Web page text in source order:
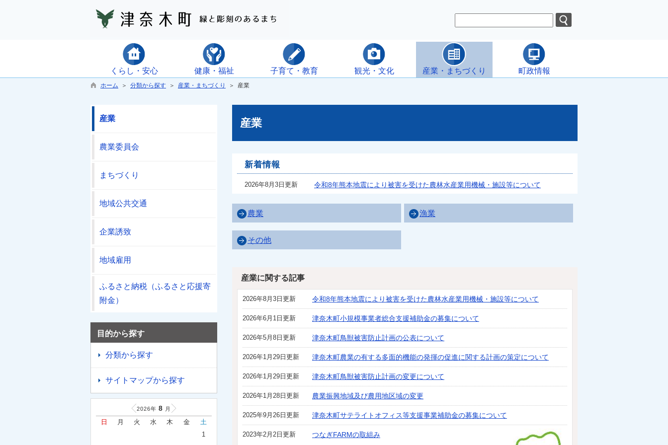
くらし・安心 健康・福祉 子育て・教育 観光・文化 産業・まちづくり 町政情報
ホーム ＞ 分類から探す ＞ 産業・まちづくり ＞ 産業
産業
新着情報
2026年8月3日更新 令和8年熊本地震により被害を受けた農林水産業用機械・施設等について
農業 漁業
その他
産業に関する記事
2026年8月3日更新 令和8年熊本地震により被害を受けた農林水産業用機械・施設等について
2026年6月1日更新 津奈木町小規模事業者総合支援補助金の募集について
2026年5月8日更新 津奈木町鳥獣被害防止計画の公表について
2026年1月29日更新 津奈木町農業の有する多面的機能の発揮の促進に関する計画の策定について
2026年1月29日更新 津奈木町鳥獣被害防止計画の変更について
2026年1月28日更新 農業振興地域及び農用地区域の変更
2025年9月26日更新 津奈木町サテライトオフィス等支援事業補助金の募集について
2023年2月2日更新 つなぎFARMの取組み
産業
農業委員会
まちづくり
地域公共交通
企業誘致
地域雇用
ふるさと納税（ふるさと応援寄
附金）
目的から探す
分類から探す
サイトマップから探す
2026年 8 月
日 月 火 水 木 金
土
1